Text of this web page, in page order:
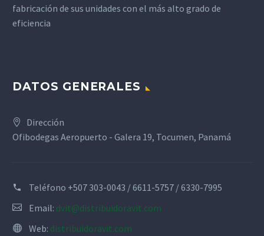
fabricación de sus unidades con el más alto grado de
eficiencia
DATOS GENERALES
Dirección
Ofibodegas Aeropuerto - Galera 19, Tocumen, Panamá
Teléfono +507 303-0043 / 6611-5757 / 6330-7995
Email: dvit@distribuidoravit.com
Web: distribuidoravit.com